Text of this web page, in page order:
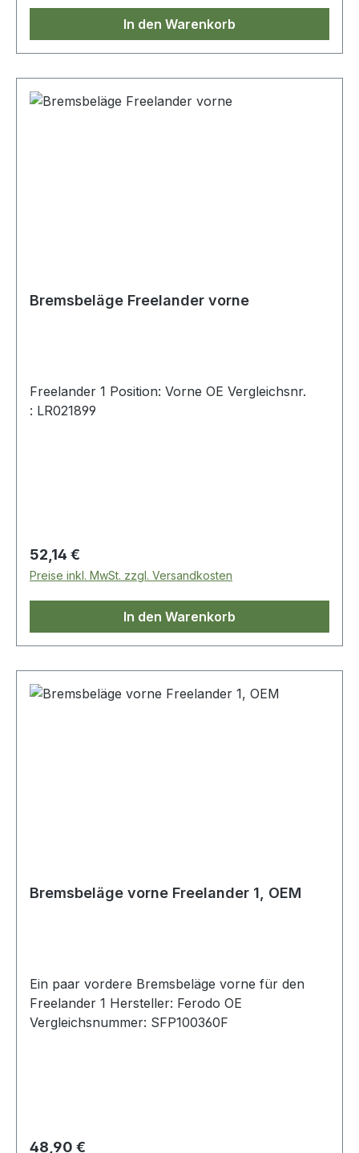
In den Warenkorb
Bremsbeläge Freelander vorne
Freelander 1 Position: Vorne OE Vergleichsnr.
: LR021899
Regulärer Preis:
52,14 €
Preise inkl. MwSt. zzgl. Versandkosten
In den Warenkorb
Bremsbeläge vorne Freelander 1, OEM
Ein paar vordere Bremsbeläge vorne für den
Freelander 1 Hersteller: Ferodo OE
Vergleichsnummer: SFP100360F
Regulärer Preis:
48,90 €